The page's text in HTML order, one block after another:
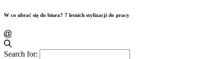
W co ubrać się do biura? 7 letnich stylizacji do pracy
Search for: